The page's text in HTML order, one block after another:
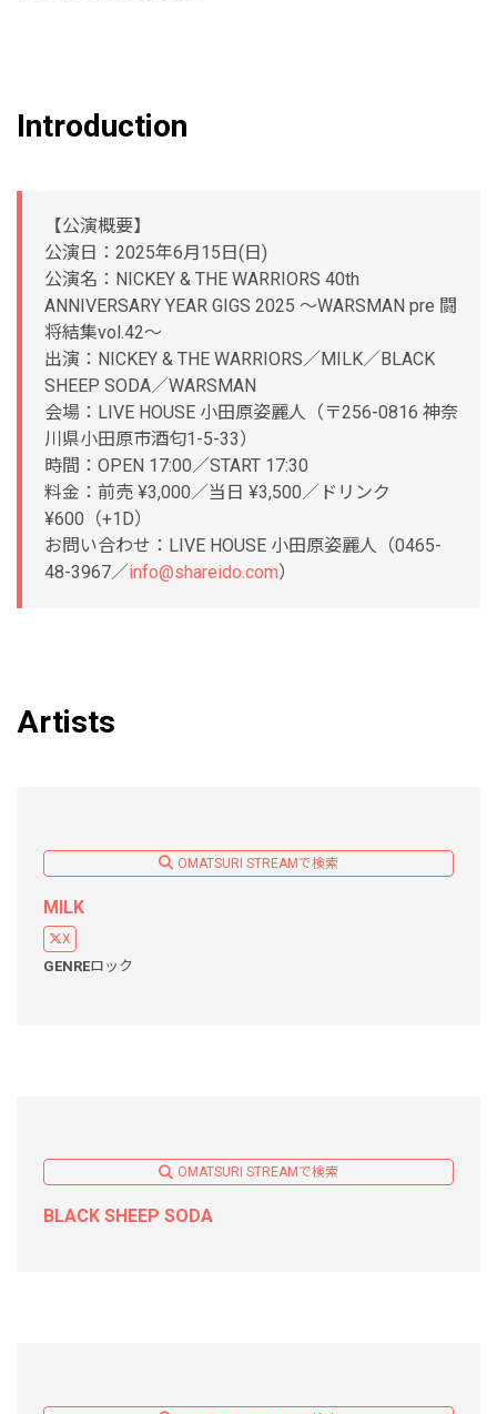
Introduction
【公演概要】
公演日：2025年6月15日(日)
公演名：NICKEY & THE WARRIORS 40th
ANNIVERSARY YEAR GIGS 2025 〜WARSMAN pre 闘
将結集vol.42〜
出演：NICKEY & THE WARRIORS／MILK／BLACK
SHEEP SODA／WARSMAN
会場：LIVE HOUSE 小田原姿麗人（〒256-0816 神奈
川県小田原市酒匂1-5-33）
時間：OPEN 17:00／START 17:30
料金：前売 ¥3,000／当日 ¥3,500／ドリンク
¥600（+1D）
お問い合わせ：LIVE HOUSE 小田原姿麗人（0465-
48-3967／info@shareido.com）
Artists
OMATSURI STREAMで検索
MILK
X
GENREロック
OMATSURI STREAMで検索
BLACK SHEEP SODA